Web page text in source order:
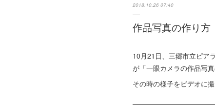
2018.10.26 07:40
作品写真の作り方
10月21日、三郷市立ピア
が「一眼カメラの作品写
その時の様子をビデオに